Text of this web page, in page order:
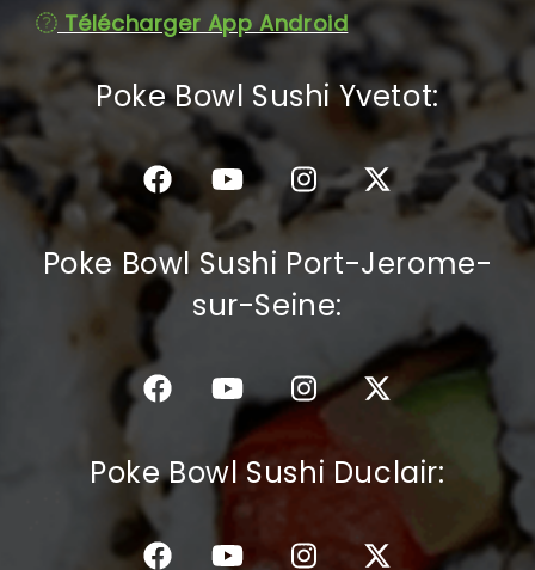
C.G.V
Télécharger App Android
Poke Bowl Sushi Yvetot:
Poke Bowl Sushi Port-Jerome-
sur-Seine:
Poke Bowl Sushi Duclair: